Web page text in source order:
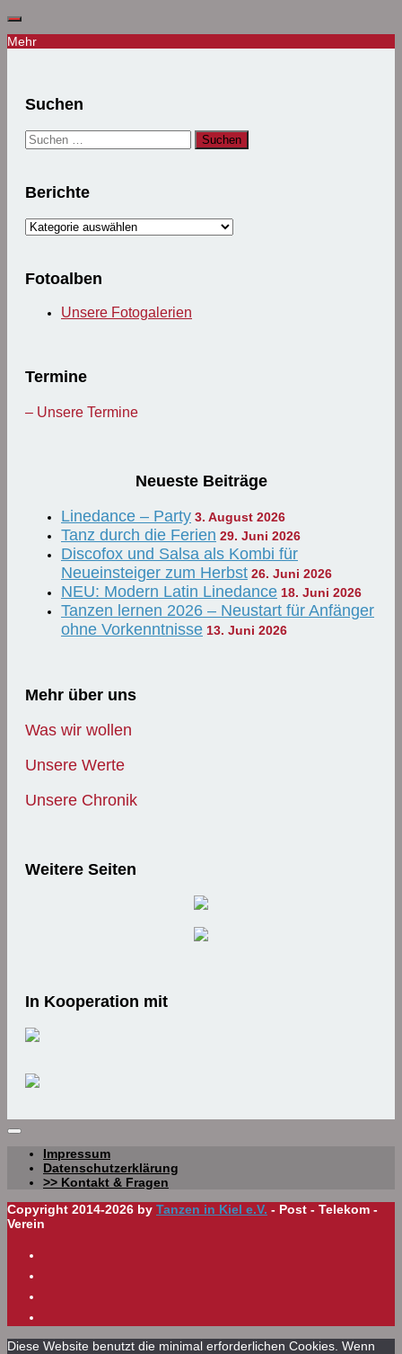
Mehr
Suchen
Suchen
nach:
Berichte
Berichte
Fotoalben
Unsere Fotogalerien
Termine
– Unsere Termine
Neueste Beiträge
Linedance – Party 3. August 2026
Tanz durch die Ferien 29. Juni 2026
Discofox und Salsa als Kombi für
Neueinsteiger zum Herbst 26. Juni 2026
NEU: Modern Latin Linedance 18. Juni 2026
Tanzen lernen 2026 – Neustart für Anfänger
ohne Vorkenntnisse 13. Juni 2026
Mehr über uns
Was wir wollen
Unsere Werte
Unsere Chronik
Weitere Seiten
In Kooperation mit
Impressum
Datenschutzerklärung
>> Kontakt & Fragen
Copyright 2014-2026 by Tanzen in Kiel e.V. - Post - Telekom -
Verein
Diese Website benutzt die minimal erforderlichen Cookies. Wenn